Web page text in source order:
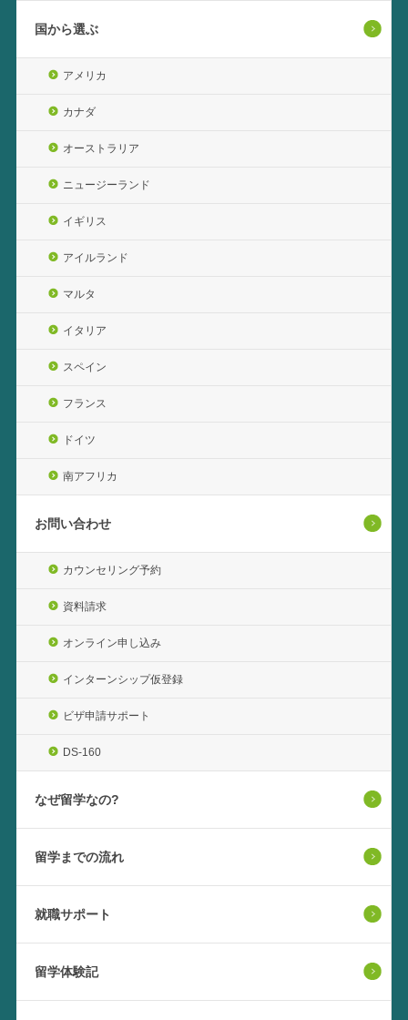
国から選ぶ
アメリカ
カナダ
オーストラリア
ニュージーランド
イギリス
アイルランド
マルタ
イタリア
スペイン
フランス
ドイツ
南アフリカ
お問い合わせ
カウンセリング予約
資料請求
オンライン申し込み
インターンシップ仮登録
ビザ申請サポート
DS-160
なぜ留学なの?
留学までの流れ
就職サポート
留学体験記